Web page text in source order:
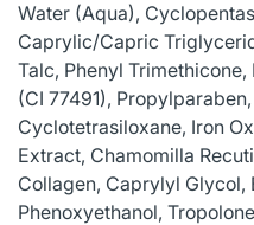
Water (Aqua),
Caprylic/Capric
Talc, Phenyl
(CI 77491),
Cyclotetrasiloxane, Iron
Extract, Chamomilla
Collagen, Caprylyl Glycol,
Phenoxyethanol,